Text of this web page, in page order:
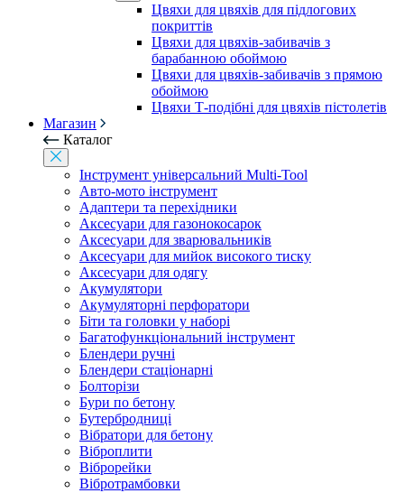
Цвяхи для цвяхів для підлогових
покриттів
Цвяхи для цвяхів-забивачів з
барабанною обоймою
Цвяхи для цвяхів-забивачів з прямою
обоймою
Цвяхи Т-подібні для цвяхів пістолетів
Магазин
Каталог
Інструмент універсальний Multi-Tool
Авто-мото інструмент
Адаптери та перехідники
Аксесуари для газонокосарок
Аксесуари для зварювальників
Аксесуари для мийок високого тиску
Аксесуари для одягу
Акумулятори
Акумуляторні перфоратори
Біти та головки у наборі
Багатофункціональний інструмент
Блендери ручні
Блендери стаціонарні
Болторізи
Бури по бетону
Бутербродниці
Вібратори для бетону
Віброплити
Віброрейки
Вібротрамбовки